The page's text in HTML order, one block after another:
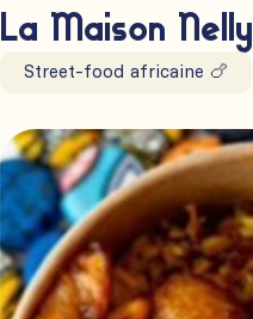
La Maison Nelly
Street-food africaine 🍗